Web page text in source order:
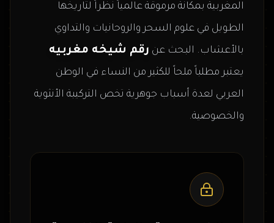
المغربية بمكانة مرموقة عالمياً نظراً لتاريخها
الطويل في علوم السحر والروحانيات والتداوي
بالأعشاب. البحث عن رقم شيخه مغربيه
يعتبر مطلباً ملحاً للكثير من النساء في الوطن
العربي لعدة أسباب جوهرية تخص التركيبة الأنثوية
والخصوصية.